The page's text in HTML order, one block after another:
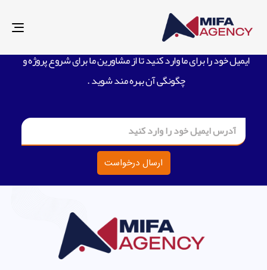
درخواست مشاوره برای پروژه
ایمیل خود را برای ما وارد کنید تا از مشاورین ما برای شروع پروژه و
چگونگی آن بهره مند شوید .
ارسال درخواست